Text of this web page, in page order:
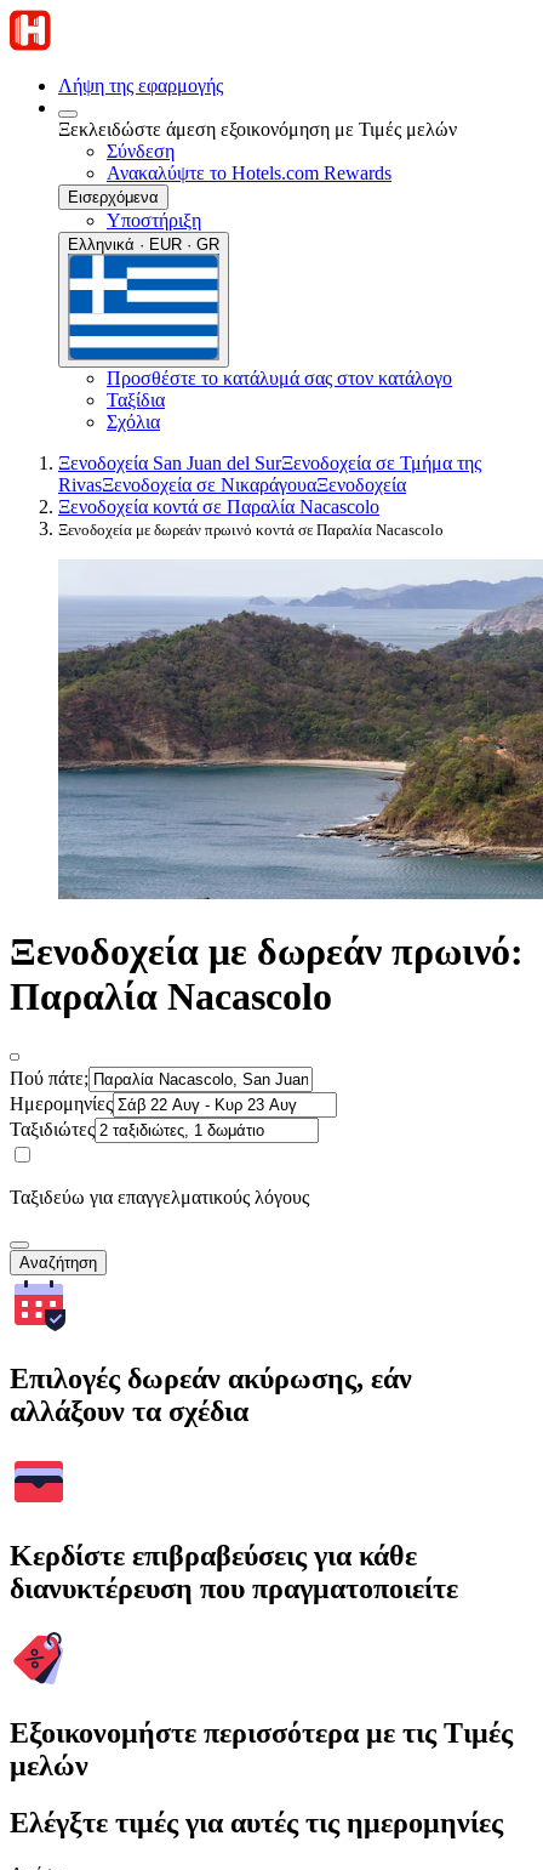
Λήψη της εφαρμογής
Ξεκλειδώστε άμεση εξοικονόμηση με Τιμές μελών
Σύνδεση
Ανακαλύψτε το Hotels.com Rewards
Εισερχόμενα
Υποστήριξη
Ελληνικά · EUR · GR
Προσθέστε το κατάλυμά σας στον κατάλογο
Ταξίδια
Σχόλια
Ξενοδοχεία San Juan del SurΞενοδοχεία σε Τμήμα της
RivasΞενοδοχεία σε ΝικαράγουαΞενοδοχεία
Ξενοδοχεία κοντά σε Παραλία Nacascolo
Ξενοδοχεία με δωρεάν πρωινό κοντά σε Παραλία Nacascolo
Ξενοδοχεία με δωρεάν πρωινό:
Παραλία Nacascolo
Πού πάτε;
Ημερομηνίες
Ταξιδιώτες
Ταξιδεύω για επαγγελματικούς λόγους
Αναζήτηση
Επιλογές δωρεάν ακύρωσης, εάν
αλλάξουν τα σχέδια
Κερδίστε επιβραβεύσεις για κάθε
διανυκτέρευση που πραγματοποιείτε
Εξοικονομήστε περισσότερα με τις Τιμές
μελών
Ελέγξτε τιμές για αυτές τις ημερομηνίες